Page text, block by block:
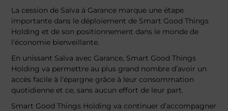
La cession de Salva à Garance marque une étape
importante dans le déploiement de Smart Good Things
Holding et de son positionnement dans le monde de
l’économie bienveillante.
En unissant Salva avec Garance, Smart Good Things
Holding va permettre au plus grand nombre d’avoir un
accès facile à l’épargne grâce à leur consommation
quotidienne et ce, sans aucun effort de leur part.
Smart Good Things Holding va continuer d’accompagner